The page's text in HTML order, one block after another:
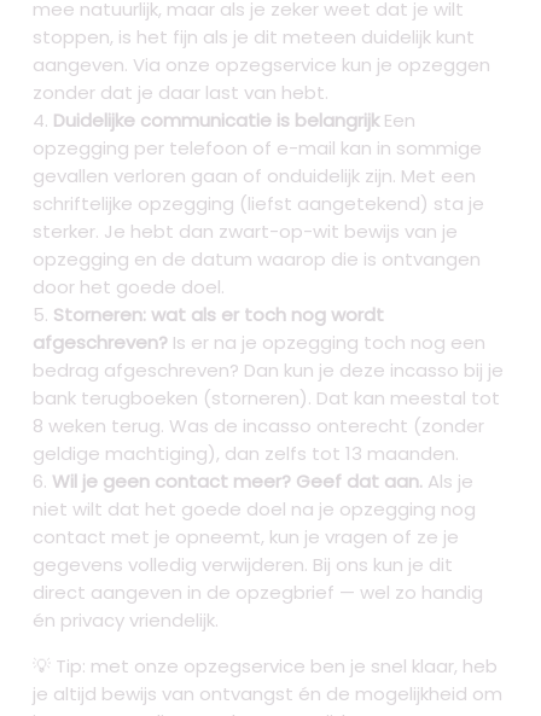
mee natuurlijk, maar als je zeker weet dat je wilt
stoppen, is het fijn als je dit meteen duidelijk kunt
aangeven. Via onze opzegservice kun je opzeggen
zonder dat je daar last van hebt.
Duidelijke communicatie is belangrijkEen
opzegging per telefoon of e-mail kan in sommige
gevallen verloren gaan of onduidelijk zijn. Met een
schriftelijke opzegging (liefst aangetekend) sta je
sterker. Je hebt dan zwart-op-wit bewijs van je
opzegging en de datum waarop die is ontvangen
door het goede doel.
Storneren: wat als er toch nog wordt
afgeschreven? Is er na je opzegging toch nog een
bedrag afgeschreven? Dan kun je deze incasso bij je
bank terugboeken (storneren). Dat kan meestal tot
8 weken terug. Was de incasso onterecht (zonder
geldige machtiging), dan zelfs tot 13 maanden.
Wil je geen contact meer? Geef dat aan. Als je
niet wilt dat het goede doel na je opzegging nog
contact met je opneemt, kun je vragen of ze je
gegevens volledig verwijderen. Bij ons kun je dit
direct aangeven in de opzegbrief — wel zo handig
én privacy vriendelijk.
💡 Tip: met onze opzegservice ben je snel klaar, heb
je altijd bewijs van ontvangst én de mogelijkheid om